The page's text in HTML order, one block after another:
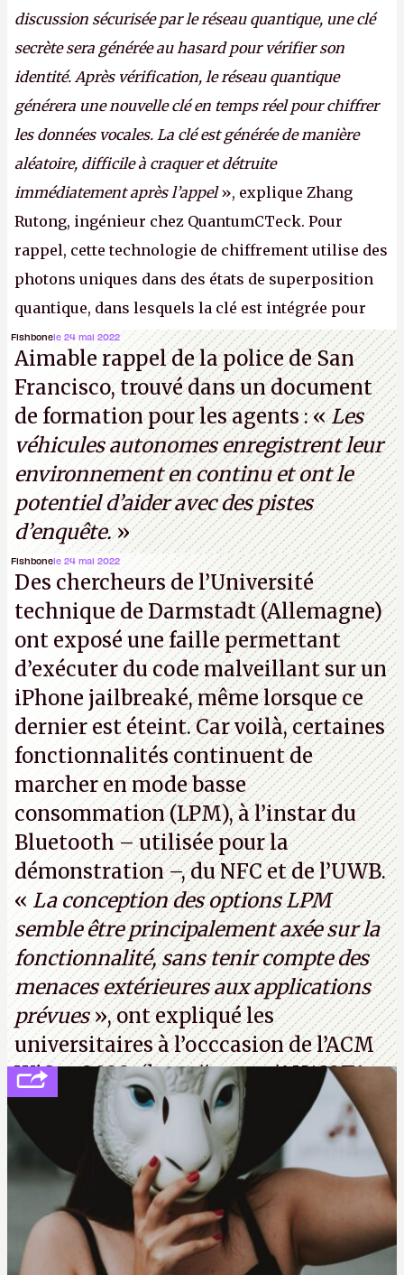
discussion sécurisée par le réseau quantique, une clé
secrète sera générée au hasard pour vérifier son
identité. Après vérification, le réseau quantique
générera une nouvelle clé en temps réel pour chiffrer
les données vocales. La clé est générée de manière
aléatoire, difficile à craquer et détruite
immédiatement après l’appel», explique Zhang
Rutong, ingénieur chez QuantumCTeck. Pour
rappel, cette technologie de chiffrement utilise des
photons uniques dans des états de superposition
quantique, dans lesquels la clé est intégrée pour
garantir une sécurité inconditionnelle entre des
parties distantes. Vous ne comprenez rien ? C’est
normal, ça fait toujours ça avec le quantique.
(Crédit photo : China Telecom)
Fishbonele 24 mai 2022
Aimable rappel de la police de San
Francisco, trouvé dans un document
de formation pour les agents : «Les
véhicules autonomes enregistrent leur
environnement en continu et ont le
potentiel d’aider avec des pistes
d’enquête.»
Fishbonele 24 mai 2022
Des chercheurs de l’Université
technique de Darmstadt (Allemagne)
ont exposé une faille permettant
d’exécuter du code malveillant sur un
iPhone jailbreaké, même lorsque ce
dernier est éteint. Car voilà, certaines
fonctionnalités continuent de
marcher en mode basse
consommation (LPM), à l’instar du
Bluetooth – utilisée pour la
démonstration –, du NFC et de l’UWB.
« La conception des options LPM
semble être principalement axée sur la
fonctionnalité, sans tenir compte des
menaces extérieures aux applications
prévues», ont expliqué les
universitaires à l’occcasion de l’ACM
WiSec 2022. (http://cpc.cx/AH432T1
(PDF) - Crédit photo : Pexels - Tyler
Lastovich)